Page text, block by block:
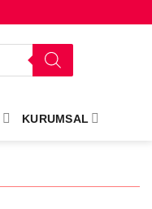
KURUMSAL